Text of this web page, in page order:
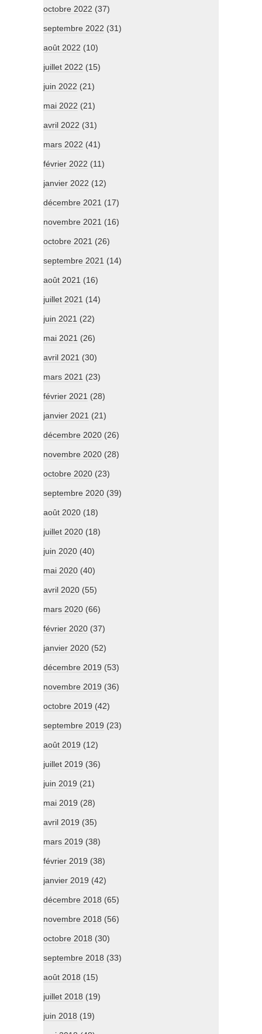
octobre 2022 (37)
septembre 2022 (31)
août 2022 (10)
juillet 2022 (15)
juin 2022 (21)
mai 2022 (21)
avril 2022 (31)
mars 2022 (41)
février 2022 (11)
janvier 2022 (12)
décembre 2021 (17)
novembre 2021 (16)
octobre 2021 (26)
septembre 2021 (14)
août 2021 (16)
juillet 2021 (14)
juin 2021 (22)
mai 2021 (26)
avril 2021 (30)
mars 2021 (23)
février 2021 (28)
janvier 2021 (21)
décembre 2020 (26)
novembre 2020 (28)
octobre 2020 (23)
septembre 2020 (39)
août 2020 (18)
juillet 2020 (18)
juin 2020 (40)
mai 2020 (40)
avril 2020 (55)
mars 2020 (66)
février 2020 (37)
janvier 2020 (52)
décembre 2019 (53)
novembre 2019 (36)
octobre 2019 (42)
septembre 2019 (23)
août 2019 (12)
juillet 2019 (36)
juin 2019 (21)
mai 2019 (28)
avril 2019 (35)
mars 2019 (38)
février 2019 (38)
janvier 2019 (42)
décembre 2018 (65)
novembre 2018 (56)
octobre 2018 (30)
septembre 2018 (33)
août 2018 (15)
juillet 2018 (19)
juin 2018 (19)